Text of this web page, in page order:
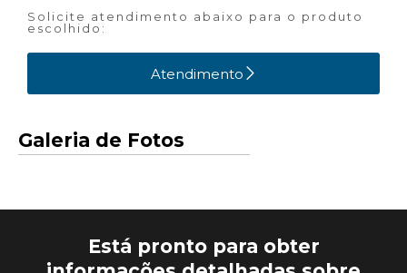
Solicite atendimento abaixo para o produto
escolhido:
Atendimento
Galeria de Fotos
Está pronto para obter